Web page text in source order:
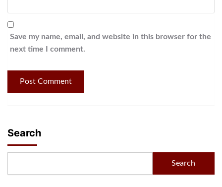
Save my name, email, and website in this browser for the
next time I comment.
Search
Search